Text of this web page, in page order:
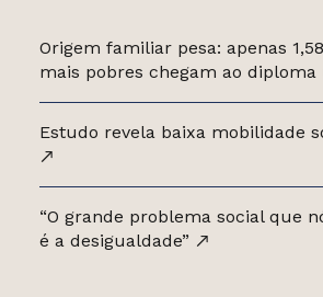
Origem familiar pesa: apenas
mais pobres chegam ao
Estudo revela baixa mobilidade
“O grande problema social que
é a desigualdade”